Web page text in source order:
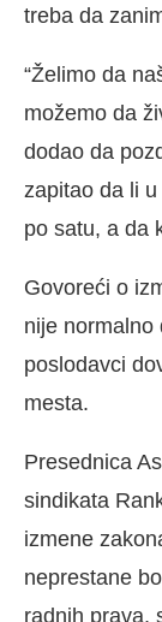
treba da
“Želimo da
možemo da
dodao da
zapitao da li
po satu, a da
Govoreći o
nije normalno
poslodavci
mesta.
Presednica
sindikata
izmene
neprestane
radnih prava,